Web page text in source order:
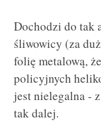
Dochodzi do tak
śliwowicy (za
folię metalową,
policyjnych
jest nielegalna -
tak dalej.